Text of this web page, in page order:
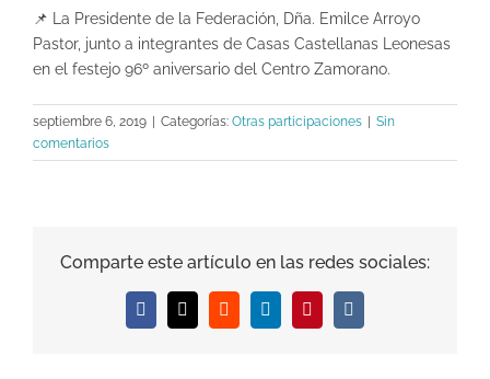
imagen
más
grande
📌 La Presidente de la Federación, Dña. Emilce Arroyo
Pastor, junto a integrantes de Casas Castellanas Leonesas
en el festejo 96º aniversario del Centro Zamorano.
septiembre 6, 2019 Categorías: Otras participaciones
Sin
comentarios
Comparte este artículo en las redes sociales:
Facebook
X RedditLinkedInPinterestVk